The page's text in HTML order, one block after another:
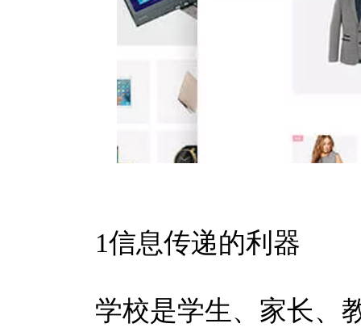
1信息传递的利器
学校是学生、家长、